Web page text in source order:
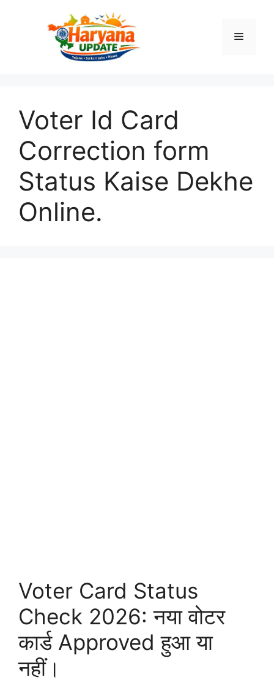
Menu
Voter Id Card
Correction form
Status Kaise Dekhe
Online.
Voter Card Status
Check 2026: नया वोटर
कार्ड Approved हुआ या
नहीं।